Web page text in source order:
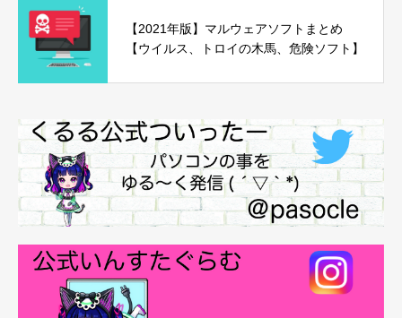
【2021年版】マルウェアソフトまとめ
【ウイルス、トロイの木馬、危険ソフト】